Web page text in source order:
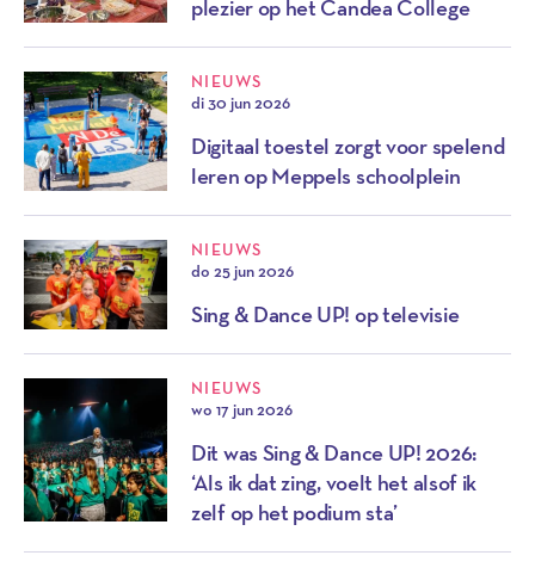
plezier op het Candea College
NIEUWS
di 30 jun 2026
Digitaal toestel zorgt voor spelend
leren op Meppels schoolplein
NIEUWS
do 25 jun 2026
Sing & Dance UP! op televisie
NIEUWS
wo 17 jun 2026
Dit was Sing & Dance UP! 2026:
‘Als ik dat zing, voelt het alsof ik
zelf op het podium sta’